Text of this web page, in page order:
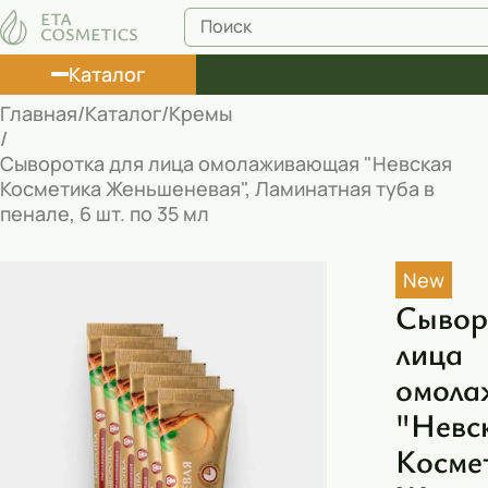
Каталог
Лосьоны
Туши
Муссы
Масла
Пена для ванны
Румяна
Главная Каталог Кремы
Сыворотка для лица омолаживающая "Невская
Косметика Женьшеневая", Ламинатная туба в
пенале, 6 шт. по 35 мл
New
лица